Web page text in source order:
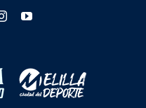
InstagramYouTube